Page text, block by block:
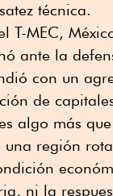
técnica.
T-MEC,
ante la
con un
de
algo más
región
ni la